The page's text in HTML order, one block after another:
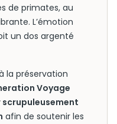
de primates, au
L’émotion
un dos argenté
la préservation
Voyage
afin de soutenir les